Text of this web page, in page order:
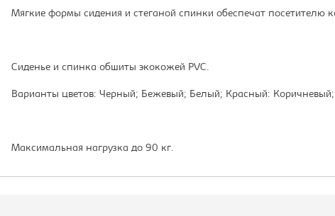
Мягкие формы сидения и стеганой спинки обеспечат посетителю
Сиденье и спинка обшиты экокожей PVC.
Варианты цветов: Черный; Бежевый; Белый; Красный:
Максимальная нагрузка до 90 кг.